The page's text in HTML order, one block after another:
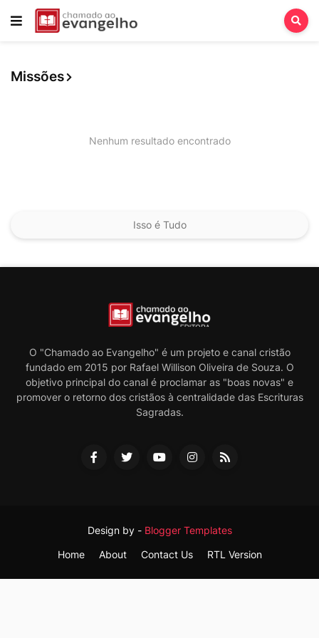
Missões
Nenhum resultado encontrado
Isso é Tudo
O "Chamado ao Evangelho" é um projeto e canal cristão
fundado em 2015 por Rafael Willison Oliveira de Souza. O
objetivo principal do canal é proclamar as "boas novas" e
promover o retorno dos cristãos à centralidade das Escrituras
Sagradas.
Design by - Blogger Templates
Home
About Contact Us RTL Version